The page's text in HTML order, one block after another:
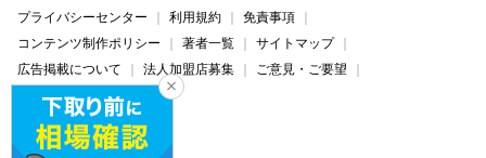
プライバシーセンター
利用規約
免責事項
コンテンツ制作ポリシー
著者一覧
サイトマップ
広告掲載について
法人加盟店募集
ご意見・ご要望
ヘルプ・お問い合わせ
carview! Yahoo! JAPAN